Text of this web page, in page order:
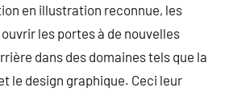
en illustration reconnue, les
les portes à de nouvelles
dans des domaines tels que la
le design graphique. Ceci leur